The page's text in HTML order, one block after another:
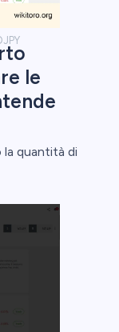
le
la quantità di